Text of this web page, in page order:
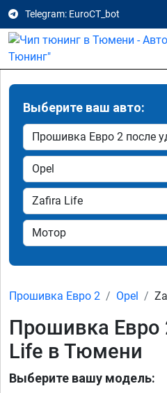
Telegram: EuroCT_bot
Выберите ваш авто:
Прошивка Евро 2 Opel
Прошивка Евро
Life в Тюмени
Выберите вашу модель: